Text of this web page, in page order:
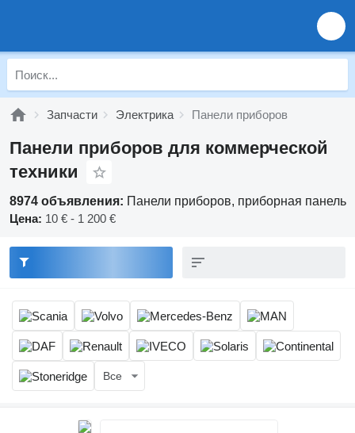
Запчасти Электрика Панели приборов
Панели приборов для коммерческой
техники
8974 объявления: Панели приборов, приборная панель
Цена: 10 € - 1 200 €
Все